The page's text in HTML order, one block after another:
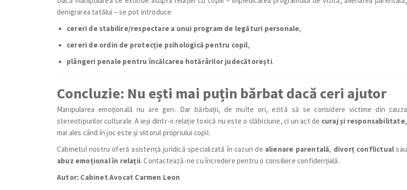
denigrarea tatălui – se pot introduce:
cereri de stabilire/respectare a unui program de legături personale,
cereri de ordin de protecție psihologică pentru copil,
plângeri penale pentru încălcarea hotărârilor judecătorești.
Concluzie: Nu ești mai puțin bărbat dacă ceri ajutor
Manipularea emoțională nu are gen. Dar bărbații, de multe ori, ezită să se considere victime din cauza
stereotipurilor culturale. A ieși dintr-o relație toxică nu este o slăbiciune, ci un act de curaj și responsabilitate,
mai ales când în joc este și viitorul propriului copil.
Cabinetul nostru oferă asistență juridică specializată în cazuri de alienare parentală, divorț conflictual sau
abuz emoțional în relații. Contactează-ne cu încredere pentru o consiliere confidențială.
Autor: Cabinet Avocat Carmen Leon